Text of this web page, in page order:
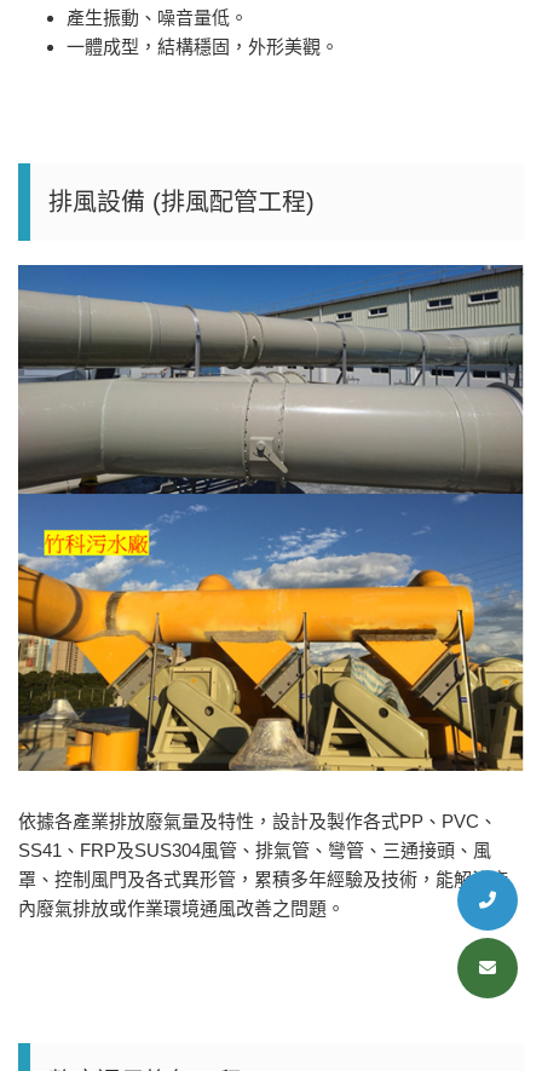
產生振動、噪音量低。
一體成型，結構穩固，外形美觀。
排風設備 (排風配管工程)
依據各產業排放廢氣量及特性，設計及製作各式PP、PVC、
SS41、FRP及SUS304風管、排氣管、彎管、三通接頭、風
罩、控制風門及各式異形管，累積多年經驗及技術，能解決廠
內廢氣排放或作業環境通風改善之問題。